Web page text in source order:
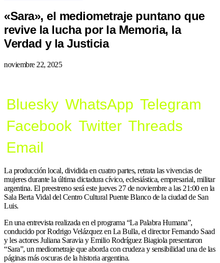
«Sara», el mediometraje puntano que
revive la lucha por la Memoria, la
Verdad y la Justicia
noviembre 22, 2025
Bluesky WhatsApp Telegram
Facebook Twitter Threads
Email
La producción local, dividida en cuatro partes, retrata las vivencias de
mujeres durante la última dictadura cívico, eclesiástica, empresarial, militar
argentina. El preestreno será este jueves 27 de noviembre a las 21:00 en la
Sala Berta Vidal del Centro Cultural Puente Blanco de la ciudad de San
Luis.
En una entrevista realizada en el programa “La Palabra Humana”,
conducido por Rodrigo Velázquez en La Bulla, el director Fernando Saad
y les actores Juliana Saravia y Emilio Rodríguez Biagiola presentaron
“Sara”, un mediometraje que aborda con crudeza y sensibilidad una de las
páginas más oscuras de la historia argentina.